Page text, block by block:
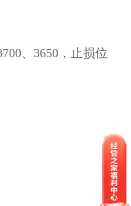
、3650，止损位